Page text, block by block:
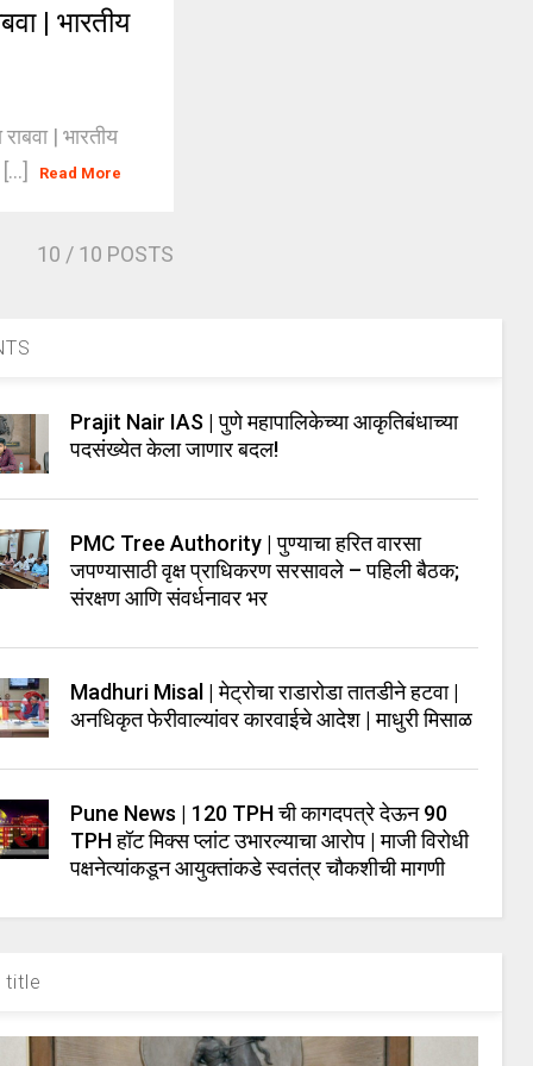
| भारतीय
| भारतीय
Read More
10 / 10 POSTS
Prajit Nair IAS | पुणे महापालिकेच्या आकृतिबंधाच्या
पदसंख्येत केला जाणार बदल!
PMC Tree Authority | पुण्याचा हरित वारसा
जपण्यासाठी वृक्ष प्राधिकरण सरसावले – पहिली बैठक;
संरक्षण आणि संवर्धनावर भर
Madhuri Misal | मेट्रोचा राडारोडा तातडीने हटवा |
अनधिकृत फेरीवाल्यांवर कारवाईचे आदेश | माधुरी मिसाळ
Pune News | 120 TPH ची कागदपत्रे देऊन 90
TPH हॉट मिक्स प्लांट उभारल्याचा आरोप | माजी विरोधी
पक्षनेत्यांकडून आयुक्तांकडे स्वतंत्र चौकशीची मागणी